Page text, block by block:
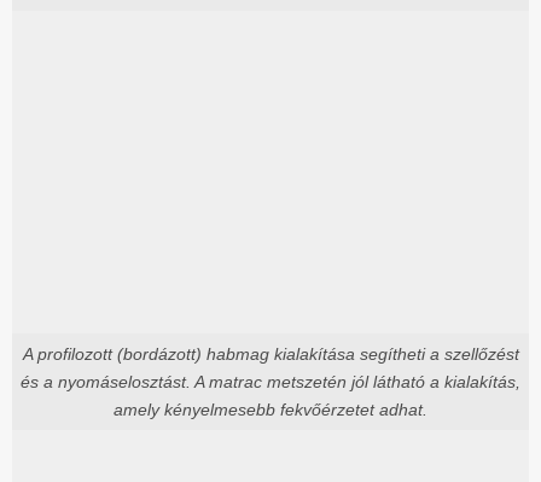
A profilozott (bordázott) habmag kialakítása segítheti a szellőzést
és a nyomáselosztást. A matrac metszetén jól látható a kialakítás,
amely kényelmesebb fekvőérzetet adhat.